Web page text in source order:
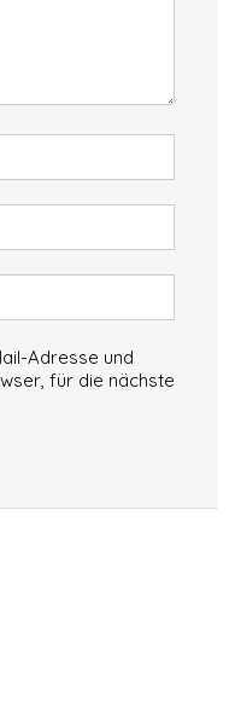
Adresse und
für die nächste